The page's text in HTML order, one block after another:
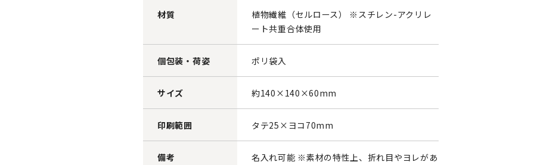
材質
植物繊維（セルロース） ※スチレン-アクリレ
ート共重合体使用
個包装・荷姿 ポリ袋入
サイズ 約140×140×60mm
印刷範囲 タテ25×ヨコ70mm
備考
名入れ可能 ※素材の特性上、折れ目やヨレがあ